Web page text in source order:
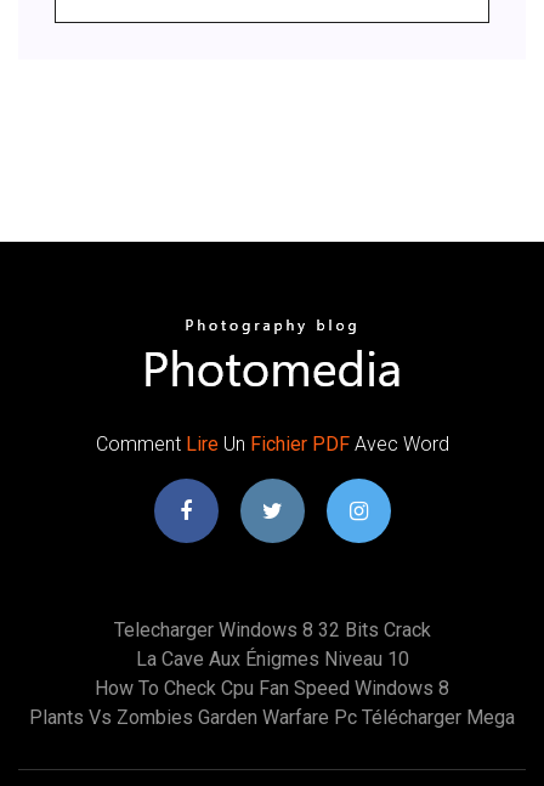
Comment LireUn Fichier PDFAvec Word
Telecharger Windows 8 32 Bits Crack
La Cave Aux Énigmes Niveau 10
How To Check Cpu Fan Speed Windows 8
Plants Vs Zombies Garden Warfare Pc Télécharger Mega